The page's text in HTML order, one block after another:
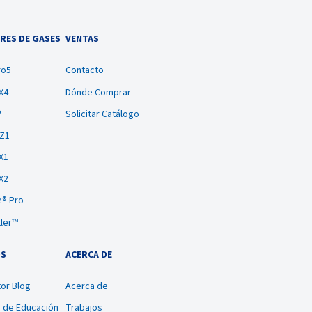
DE GASES
Pro
VENTAS
Contacto
Dónde Comprar
Solicitar Catálogo
Blog
Educación
ACERCA DE
Acerca de
Trabajos